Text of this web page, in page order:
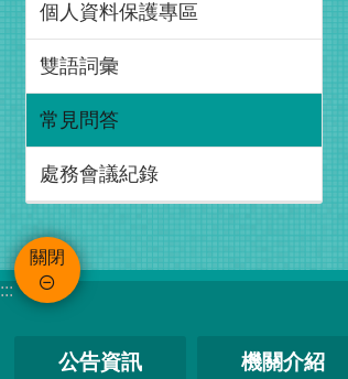
個人資料保護專區
雙語詞彙
常見問答
處務會議紀錄
關閉
:::
公告資訊 機關介紹